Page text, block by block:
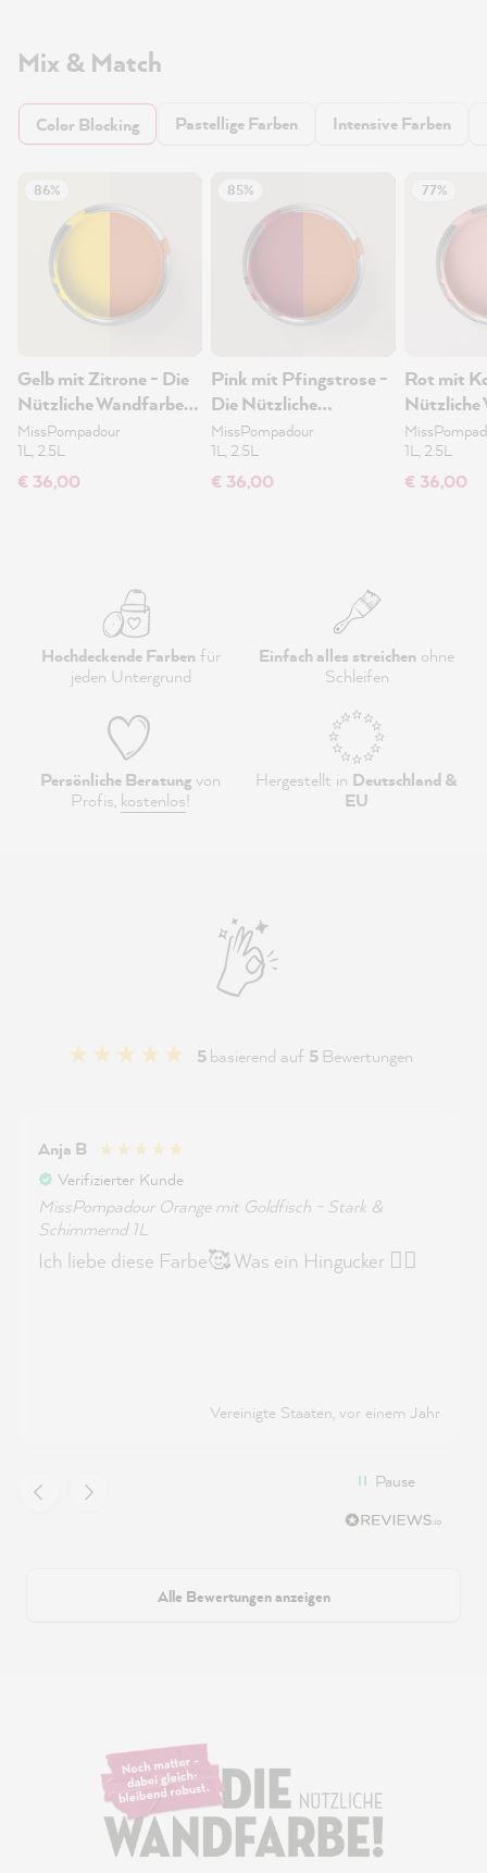
Mix & Match
Color Blocking Pastellige Farben Intensive Farben
86%
Gelb mit Zitrone - Die
Nützliche Wandfarbe
1L
MissPompadour
1L, 2.5L
€ 36,00
85%
Pink mit Pfingstrose -
Die Nützliche
Wandfarbe 1L
MissPompadour
1L, 2.5L
€ 36,00
77%
Rot mit
Nützliche
1L
1L, 2.5L
€ 36,00
Hochdeckende Farbenfür
jeden Untergrund
Einfach alles streichen ohne
Schleifen
Persönliche Beratungvon
Profis, kostenlos!
Hergestellt in Deutschland &
EU
5basierend auf 5 Bewertungen
Anja B
Verifizierter Kunde
MissPompadour Orange mit Goldfisch - Stark &
Schimmernd 1L
Ich liebe diese Farbe🥰 Was ein Hingucker 👍🏻
Vereinigte Staaten, vor einem Jahr
Pause
Alle Bewertungen anzeigen